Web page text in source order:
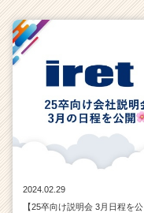
2024.02.29
【25卒向け説明会 3月日程を公